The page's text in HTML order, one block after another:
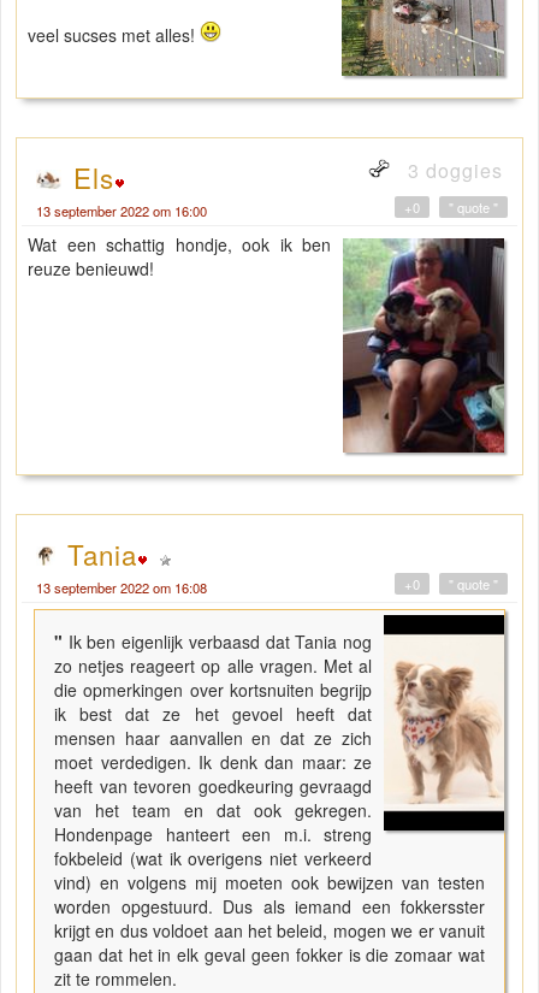
veel sucses met alles!
Els 3 doggies
13 september 2022 om 16:00 " quote "
+0
Wat een schattig hondje, ook ik ben
reuze benieuwd!
Tania
13 september 2022 om 16:08 " quote "
+0
" Ik ben eigenlijk verbaasd dat Tania nog
zo netjes reageert op alle vragen. Met al
die opmerkingen over kortsnuiten begrijp
ik best dat ze het gevoel heeft dat
mensen haar aanvallen en dat ze zich
moet verdedigen. Ik denk dan maar: ze
heeft van tevoren goedkeuring gevraagd
van het team en dat ook gekregen.
Hondenpage hanteert een m.i. streng
fokbeleid (wat ik overigens niet verkeerd
vind) en volgens mij moeten ook bewijzen van testen
worden opgestuurd. Dus als iemand een fokkersster
krijgt en dus voldoet aan het beleid, mogen we er vanuit
gaan dat het in elk geval geen fokker is die zomaar wat
zit te rommelen.